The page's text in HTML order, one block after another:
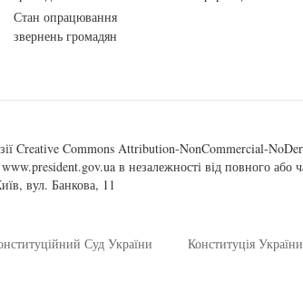
Стан опрацювання
звернень громадян
Creative Commons Attribution-NonCommercial-
www.president.gov.ua в незалежності від повного або
вул. Банкова, 11
Суд України Конституція України